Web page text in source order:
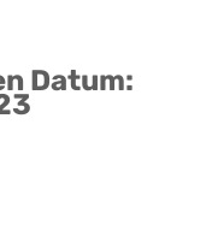
Datum: